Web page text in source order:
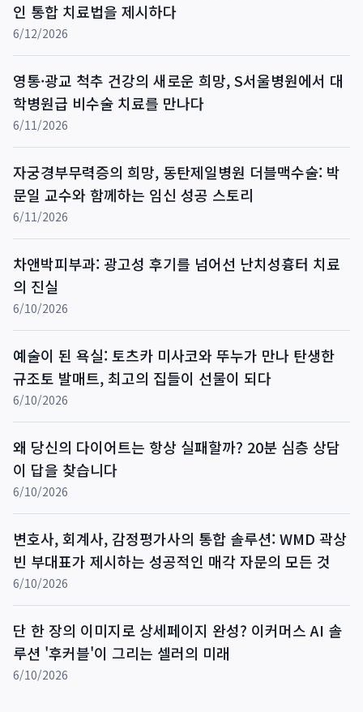
인 통합 치료법을 제시하다
6/12/2026
영통·광교 척추 건강의 새로운 희망, S서울병원에서 대
학병원급 비수술 치료를 만나다
6/11/2026
자궁경부무력증의 희망, 동탄제일병원 더블맥수술: 박
문일 교수와 함께하는 임신 성공 스토리
6/11/2026
차앤박피부과: 광고성 후기를 넘어선 난치성흉터 치료
의 진실
6/10/2026
예술이 된 욕실: 토츠카 미사코와 뚜누가 만나 탄생한
규조토 발매트, 최고의 집들이 선물이 되다
6/10/2026
왜 당신의 다이어트는 항상 실패할까? 20분 심층 상담
이 답을 찾습니다
6/10/2026
변호사, 회계사, 감정평가사의 통합 솔루션: WMD 곽상
빈 부대표가 제시하는 성공적인 매각 자문의 모든 것
6/10/2026
단 한 장의 이미지로 상세페이지 완성? 이커머스 AI 솔
루션 '후커블'이 그리는 셀러의 미래
6/10/2026